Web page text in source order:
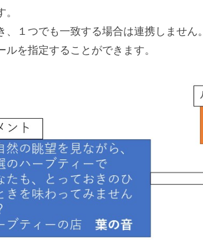
１つでも一致する場合は連携しません。
を指定することができます。